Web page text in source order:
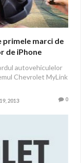
primele marci de
de iPhone
autovehiculelor
Chevrolet MyLink
2013 0